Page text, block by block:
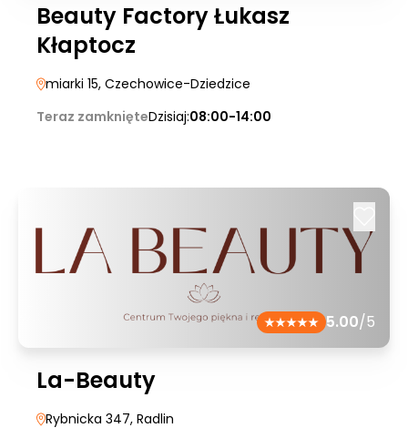
Beauty Factory Łukasz
Kłaptocz
miarki 15, Czechowice-Dziedzice
Teraz zamknięteDzisiaj:08:00-14:00
5.00/5
La-Beauty
Rybnicka 347, Radlin